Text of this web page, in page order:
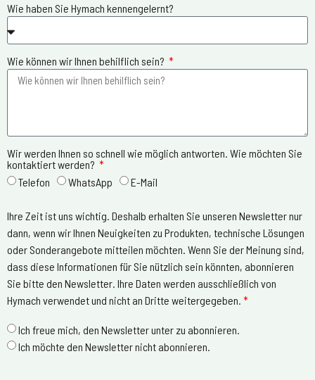
Wie haben Sie Hymach kennengelernt?
Wie können wir Ihnen behilflich sein?
Wir werden Ihnen so schnell wie möglich antworten. Wie möchten Sie
kontaktiert werden?
Telefon
WhatsApp E-Mail
Ihre Zeit ist uns wichtig. Deshalb erhalten Sie unseren Newsletter nur
dann, wenn wir Ihnen Neuigkeiten zu Produkten, technische Lösungen
oder Sonderangebote mitteilen möchten. Wenn Sie der Meinung sind,
dass diese Informationen für Sie nützlich sein könnten, abonnieren
Sie bitte den Newsletter. Ihre Daten werden ausschließlich von
Hymach verwendet und nicht an Dritte weitergegeben. *
Ich freue mich, den Newsletter unter zu abonnieren.
Ich möchte den Newsletter nicht abonnieren.